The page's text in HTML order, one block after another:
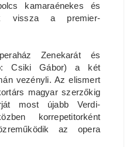
kamaraénekes és
vissza a premier-
Zenekarát és
Csiki Gábor) a két
vezényli. Az elismert
magyar szerzőkig
most újabb Verdi-
korrepetitorként
az opera